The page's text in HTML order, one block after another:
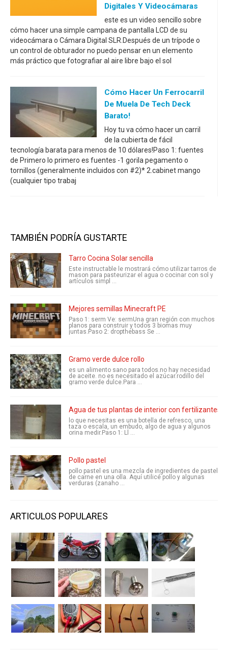
Digitales Y Videocámaras
este es un video sencillo sobre
cómo hacer una simple campana de pantalla LCD de su
videocámara o Cámara Digital SLR.Después de un trípode o
un control de obturador no puedo pensar en un elemento
más práctico que fotografiar al aire libre bajo el sol
Cómo Hacer Un Ferrocarril
De Muela De Tech Deck
Barato!
Hoy tu va cómo hacer un carril
de la cubierta de fácil
tecnología barata para menos de 10 dólares!Paso 1: fuentes
de Primero lo primero es fuentes -1 gorila pegamento o
tornillos (generalmente incluidos con #2)* 2.cabinet mango
(cualquier tipo trabaj
TAMBIÉN PODRÍA GUSTARTE
Tarro Cocina Solar sencilla
Este instructable le mostrará cómo utilizar tarros de
mason para pasteurizar el agua o cocinar con sol y
artículos simpl ...
Mejores semillas Minecraft PE
Paso 1: serm Ve: sermUna gran región con muchos
planos para construir y todos 3 biomas muy
juntas.Paso 2: dropthebass Se ...
Gramo verde dulce rollo
es un alimento sano para todos.no hay necesidad
de aceite. no es necesitado el azúcar.rodillo del
gramo verde dulce.Para ...
Agua de tus plantas de interior con fertilizantes
lo que necesitas es una botella de refresco, una
taza o escala, un embudo, algo de agua y algunos
orina medir.Paso 1: Ll ...
Pollo pastel
pollo pastel es una mezcla de ingredientes de pastel
de carne en una olla. Aquí utilicé pollo y algunas
verduras (zanaho ...
ARTICULOS POPULARES